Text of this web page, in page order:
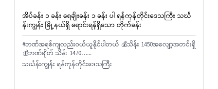
အိပ်ခန်း ၁ ခန်း ရေချိုးခန်း ၁ ခန်း ပါ ရန်ကုန်တိုင်းဒေသကြီး သင်္ဃ
န်းကျွန်း မြို့နယ်ရှိ ရောင်းရန်ရှိသော တိုက်ခန်း
#ဘဏ်အရစ်ကျလည်းဝယ်ယူနိုင်ပါတယ် 💰သိန်း 1450အလျော့အတင်းရှိ
💰ဘဏ်ချိတ် သိန်း 1470…...
သင်္ဃန်းကျွန်း ရန်ကုန်တိုင်းဒေသကြီး